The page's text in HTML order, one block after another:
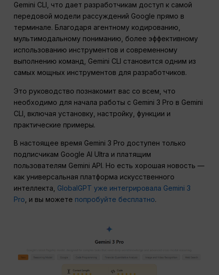
Gemini CLI, что дает разработчикам доступ к самой
передовой модели рассуждений Google прямо в
терминале. Благодаря агентному кодированию,
мультимодальному пониманию, более эффективному
использованию инструментов и современному
выполнению команд, Gemini CLI становится одним из
самых мощных инструментов для разработчиков.
Это руководство познакомит вас со всем, что
необходимо для начала работы с Gemini 3 Pro в Gemini
CLI, включая установку, настройку, функции и
практические примеры.
В настоящее время Gemini 3 Pro доступен только
подписчикам Google AI Ultra и платящим
пользователям Gemini API. Но есть хорошая новость —
как универсальная платформа искусственного
интеллекта, GlobalGPT уже интегрировала Gemini 3
Pro , и вы можете попробуйте бесплатно.